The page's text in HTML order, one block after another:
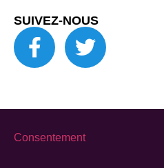
SUIVEZ-NOUS
Consentement